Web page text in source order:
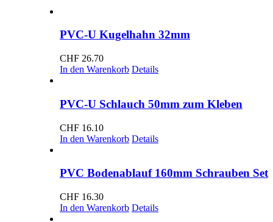
PVC-U Kugelhahn 32mm
CHF 26.70
In den Warenkorb Details
PVC-U Schlauch 50mm zum Kleben
CHF 16.10
In den Warenkorb Details
PVC Bodenablauf 160mm Schrauben Set
CHF 16.30
In den Warenkorb Details